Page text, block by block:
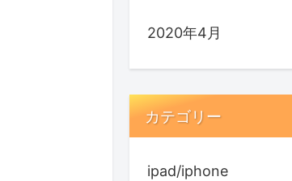
2020年4月
カテゴリー
ipad/iphone